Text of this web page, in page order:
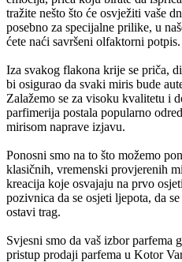
tražite nešto što će osvježiti vaše
posebno za specijalne prilike, u
ćete naći savršeni olfaktorni potpis.
Iza svakog flakona krije se priča,
bi osigurao da svaki miris bude
Zalažemo se za visoku kvalitetu i
parfimerija postala popularno
mirisom naprave izjavu.
Ponosni smo na to što možemo
klasičnih, vremenski provjerenih
kreacija koje osvajaju na prvo
pozivnica da se osjeti ljepota, da
ostavi trag.
Svjesni smo da vaš izbor parfema
pristup prodaji parfema u Kotor